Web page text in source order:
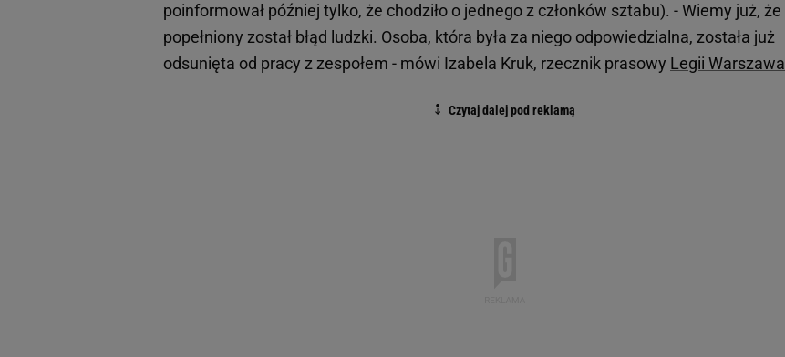
poinformował później tylko, że chodziło o jednego z członków sztabu). - Wiemy już, że
popełniony został błąd ludzki. Osoba, która była za niego odpowiedzialna, została już
odsunięta od pracy z zespołem - mówi Izabela Kruk, rzecznik prasowy Legii Warszawa